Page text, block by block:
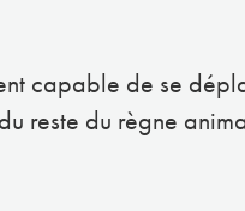
capable de se
reste du règne